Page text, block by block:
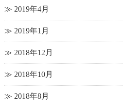
2019年4月
2019年1月
2018年12月
2018年10月
2018年8月